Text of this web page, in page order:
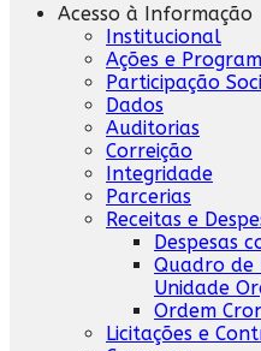
Acesso à Informação
Institucional
Ações e
Participação
Dados
Auditorias
Correição
Integridade
Parcerias
Receitas e
Despesas
Quadro de
Unidade
Ordem
Licitações e